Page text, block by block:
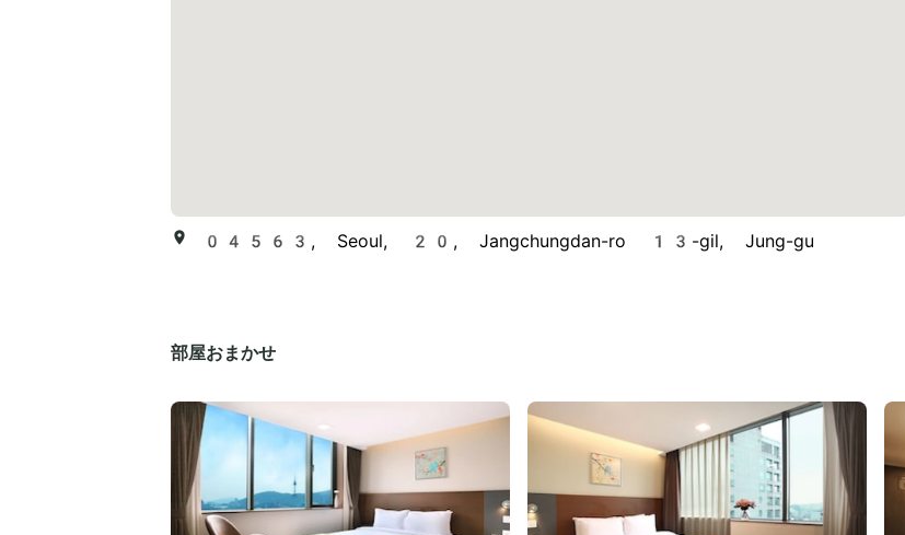
04563, Seoul, 20, Jangchungdan-ro 13-gil, Jung-gu
部屋おまかせ